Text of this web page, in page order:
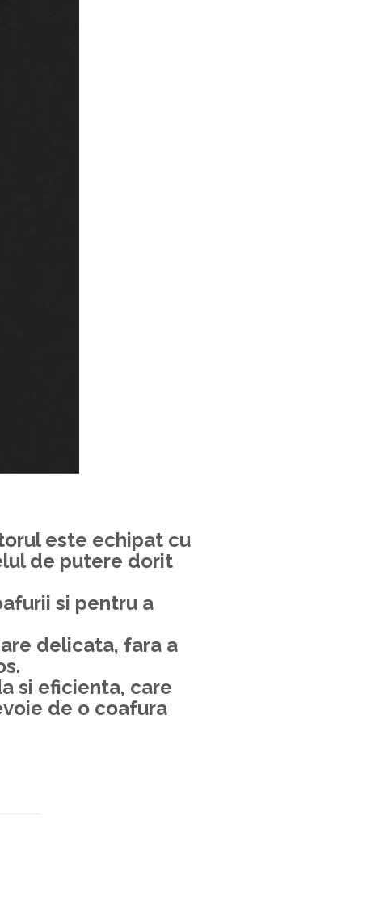
este echipat cu
de putere dorit
si pentru a
delicata, fara a
si eficienta, care
de o coafura